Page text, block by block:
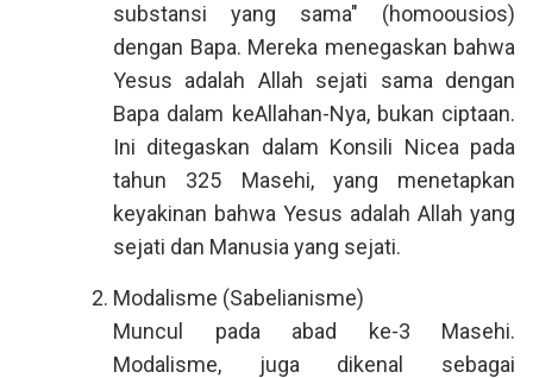
substansi yang sama" (homoousios)
dengan Bapa. Mereka menegaskan bahwa
Yesus adalah Allah sejati sama dengan
Bapa dalam keAllahan-Nya, bukan ciptaan.
Ini ditegaskan dalam Konsili Nicea pada
tahun 325 Masehi, yang menetapkan
keyakinan bahwa Yesus adalah Allah yang
sejati dan Manusia yang sejati.
Modalisme (Sabelianisme)
Muncul pada abad ke-3 Masehi.
Modalisme, juga dikenal sebagai